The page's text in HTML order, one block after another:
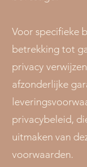
Voor specifieke
betrekking tot
privacy
afzonderlijke
privacybeleid,
uitmaken van
voorwaarden.